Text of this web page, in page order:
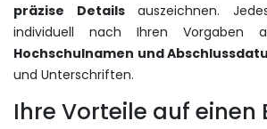
präzise Detailsauszeichnen.
individuell nach Ihren Vorgaben
Hochschulnamen und
und Unterschriften.
Ihre Vorteile auf einen